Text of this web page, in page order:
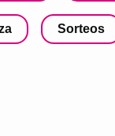
Sorteos